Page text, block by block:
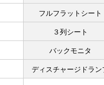
フルフラットシート
３列シート
バックモニタ
ディスチャージドラン